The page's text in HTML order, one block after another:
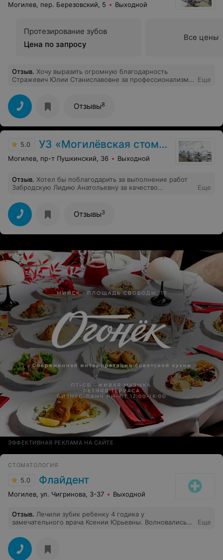
Могилев, пер. Березовский, 5 Выходной
Протезирование зубов
Цена по запросу
Все цены
Отзыв. Хочу выразить огромную благодарность
Стражевич Юлии Станиславовне за профессионализм,
мой сложный случай, но оно не оправдалось) и чуткое
отношение к пациентам. Большое спасибо всему
персоналу за доброе отношение и вежливость .
Еще
Отзывы8
5.0 УЗ «Могилёвская стоматологическая поликлиника № 2»
Могилев, пр-т Пушкинский, 36 Выходной
Отзыв. Хотел бы поблагодарить за выполнение работ
Забродскую Лидию Анатольевну за качество
провозиться со мной 2 снимка работа шла 2,5 часа но
очень красиво сделала пломбу, сделала её с
красивыми канавками. По виду не отличить он родного
зуба.
Еще
Отзывы3
ЭФФЕКТИВНАЯ РЕКЛАМА НА САЙТЕ
СТОМАТОЛОГИЯ
5.0 Флайдент
Могилев, ул. Чигринова, 3-37 Выходной
Отзыв. Лечили зубик ребенку 4 годика у
замечательного врача Ксении Юрьевны. Волновались
довольны.Замечательный врач,с ребенком
разговаривала и все действия объясняла. Теперь это
наша стоматология и наш врач.Ребенок уже проверил
Еще